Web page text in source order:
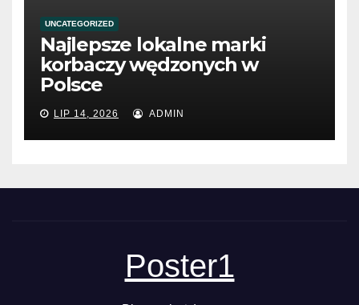
UNCATEGORIZED
Najlepsze lokalne marki
korbaczy wędzonych w
Polsce
LIP 14, 2026 ADMIN
Poster1